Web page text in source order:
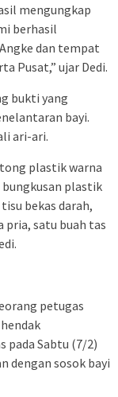
mengungkap
berhasil
dan tempat
Pusat,” ujar Dedi.
bukti yang
bayi.
ari-ari.
plastik warna
plastik
bekas darah,
pria, satu buah tas
petugas
pada Sabtu (7/2)
dengan sosok bayi